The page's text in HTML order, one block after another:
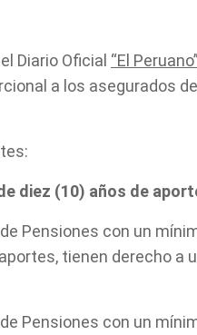
Diario Oficial “El Peruano”
a los asegurados
diez (10) años de
Pensiones con un
tienen derecho a
Pensiones con un